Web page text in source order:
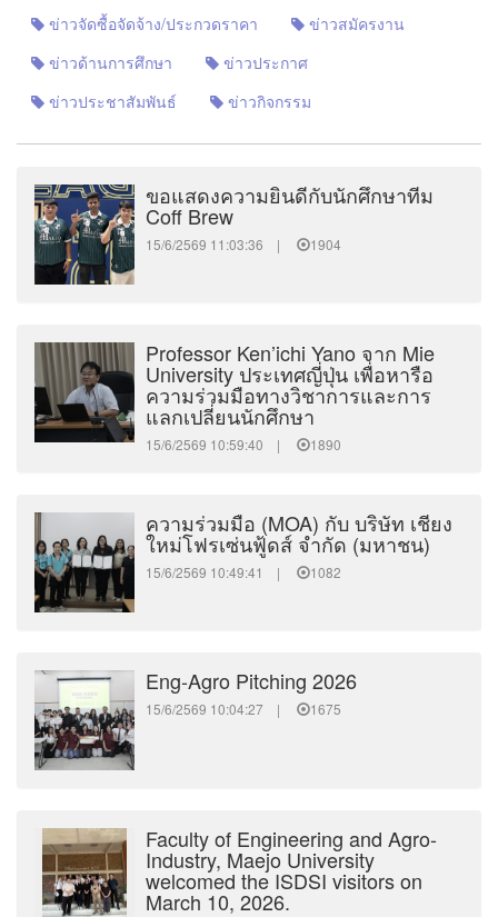
ข่าวจัดซื้อจัดจ้าง/ประกวดราคา
ข่าวสมัครงาน
ข่าวด้านการศึกษา
ข่าวประกาศ
ข่าวประชาสัมพันธ์
ข่าวกิจกรรม
ขอแสดงความยินดีกับนักศึกษาทีม
Coff Brew
15/6/2569 11:03:36 | 1904
Professor Ken’ichi Yano จาก Mie
University ประเทศญี่ปุ่น เพื่อหารือ
ความร่วมมือทางวิชาการและการ
แลกเปลี่ยนนักศึกษา
15/6/2569 10:59:40 | 1890
ความร่วมมือ (MOA) กับ บริษัท เชียง
ใหม่โฟรเซ่นฟู้ดส์ จำกัด (มหาชน)
15/6/2569 10:49:41 | 1082
Eng-Agro Pitching 2026
15/6/2569 10:04:27 | 1675
Faculty of Engineering and Agro-
Industry, Maejo University
welcomed the ISDSI visitors on
March 10, 2026.